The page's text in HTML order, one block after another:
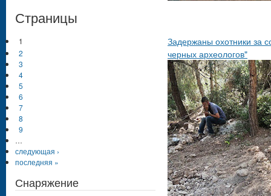
Задержаны охотники за
черных археологов"
Страницы
1
2
3
4
5
6
7
8
9
…
следующая ›
последняя »
Снаряжение